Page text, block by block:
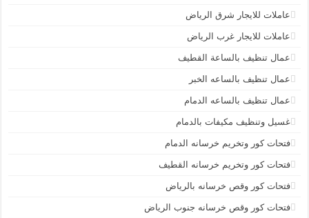
عاملات للايجار شرق الرياض
عاملات للايجار غرب الرياض
عمال تنظيف بالساعة القطيف
عمال تنظيف بالساعه الخبر
عمال تنظيف بالساعه الدمام
غسيل وتنظيف مكيفات بالدمام
فتحات كور وتخريم خرسانه الدمام
فتحات كور وتخريم خرسانه القطيف
فتحات كور وقص خرسانه بالرياض
فتحات كور وقص خرسانه جنوب الرياض